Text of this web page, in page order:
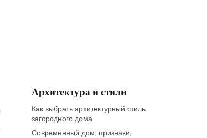
Архитектура и стили
Как выбрать архитектурный стиль
загородного дома
Современный дом: признаки,